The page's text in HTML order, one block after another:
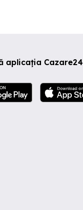
aplicația Cazare24